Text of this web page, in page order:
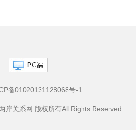
备01020131128068号-1
岸关系网 版权所有All Rights Reserved.